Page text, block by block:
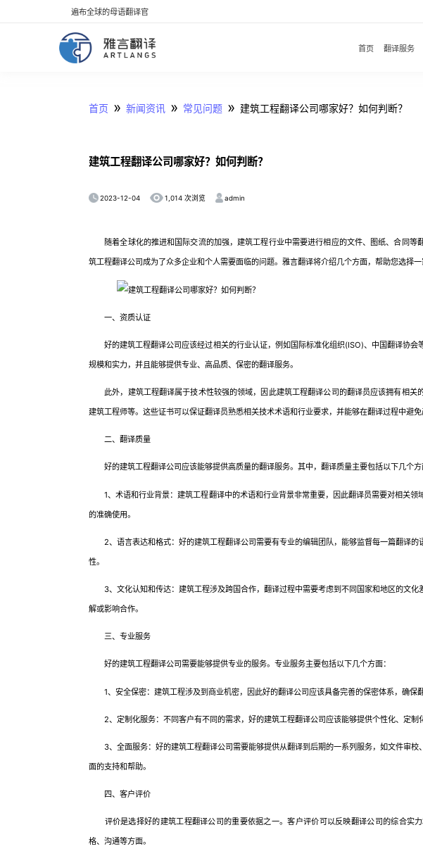
遍布全球的母语翻译官
首页 翻译服务
首页 » 新闻资讯 » 常见问题 » 建筑工程翻译公司哪家好？如何判断？
建筑工程翻译公司哪家好？如何判断？
2023-12-04 1,014 次浏览 admin
随着全球化的推进和国际交流的加强，建筑工程行业中需要进行相应的文件、图纸、合同等
筑工程翻译公司成为了众多企业和个人需要面临的问题。雅言翻译将介绍几个方面，帮助您选择
一、资质认证
好的建筑工程翻译公司应该经过相关的行业认证，例如国际标准化组织(ISO)、中国翻译协会
规模和实力，并且能够提供专业、高品质、保密的翻译服务。
此外，建筑工程翻译属于技术性较强的领域，因此建筑工程翻译公司的翻译员应该拥有相关
建筑工程师等。这些证书可以保证翻译员熟悉相关技术术语和行业要求，并能够在翻译过程中避免
二、翻译质量
好的建筑工程翻译公司应该能够提供高质量的翻译服务。其中，翻译质量主要包括以下几个方
1、术语和行业背景：建筑工程翻译中的术语和行业背景非常重要，因此翻译员需要对相关领
的准确使用。
2、语言表达和格式：好的建筑工程翻译公司需要有专业的编辑团队，能够监督每一篇翻译的
性。
3、文化认知和传达：建筑工程涉及跨国合作，翻译过程中需要考虑到不同国家和地区的文化
解或影响合作。
三、专业服务
好的建筑工程翻译公司需要能够提供专业的服务。专业服务主要包括以下几个方面：
1、安全保密：建筑工程涉及到商业机密，因此好的翻译公司应该具备完善的保密体系，确保翻
2、定制化服务：不同客户有不同的需求，好的建筑工程翻译公司应该能够提供个性化、定制
3、全面服务：好的建筑工程翻译公司需要能够提供从翻译到后期的一系列服务，如文件审校
面的支持和帮助。
四、客户评价
评价是选择好的建筑工程翻译公司的重要依据之一。客户评价可以反映翻译公司的综合实
格、沟通等方面。